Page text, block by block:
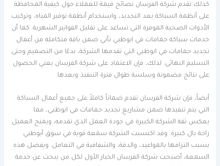
كذلك تقدم شركة الفرسان نصائح قيمة للعملاء حول كيفية المحافظة
على أنظمة السباكة بعد التجديد، واستخدام أنظمة توفير المياه، وتركيب
الأدوات الصحية الموفرة التي تساعد على تقليل الفواتير الشهرية. كما أن
خدمات سباكة حمامات في ابوظبي تأتي ضمن باقة متكاملة من أعمال
تجديد حمامات في ابوظبي التي تقدمها الشركة، بدءًا من التصميم وحتى
التسليم النهائي. لذلك، فإن الاعتماد على شركة الفرسان يعني الحصول
على نتائج مضمونة وسلسة طوال فترة التنفيذ وبعدها.
أيضاً، فإن شركة الفرسان تقدم ضماناً كاملاً على جميع أعمال السباكة
التي يتم تنفيذها ضمن مشاريع تجديد حمامات في ابوظبي، مما
يعكس ثقة الشركة الكبيرة في جودة العمل الذي تقدمه، ويمنح العميل
راحة بال كبيرة. وقد اكتسبت الشركة سمعة قوية في سوق أبوظبي
بسبب التزامها بالمواعيد، والدقة، والشفافية في التعامل. وبفضل هذه
السمعة، أصبحت شركة الفرسان الخيار الأول لكل من يبحث عن خدمة